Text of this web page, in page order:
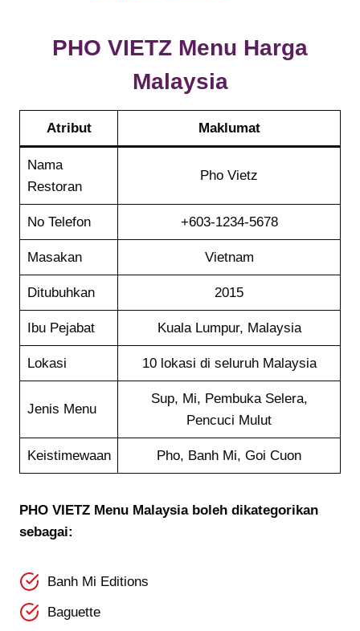
PHO VIETZ Menu Harga
Malaysia
Atribut Maklumat
Nama
Restoran
Pho Vietz
No Telefon +603-1234-5678
Masakan Vietnam
Ditubuhkan 2015
Ibu Pejabat Kuala Lumpur, Malaysia
Lokasi 10 lokasi di seluruh Malaysia
Jenis Menu
Sup, Mi, Pembuka Selera,
Pencuci Mulut
Keistimewaan Pho, Banh Mi, Goi Cuon
PHO VIETZ Menu Malaysia boleh dikategorikan
sebagai:
Banh Mi Editions
Baguette